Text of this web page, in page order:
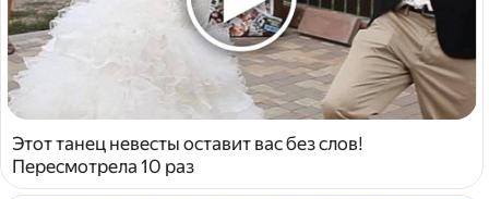
Этот танец невесты оставит вас без слов!
Пересмотрела 10 раз